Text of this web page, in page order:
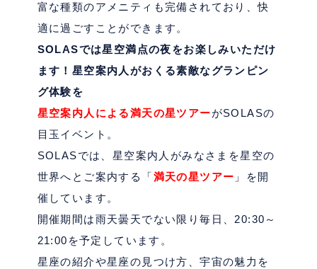
富な種類のアメニティも完備されており、快
適に過ごすことができます。
SOLASでは星空満点の夜をお楽しみいただけ
ます！星空案内人がおくる素敵なグランピン
グ体験を
星空案内人による満天の星ツアーがSOLASの
目玉イベント。
SOLASでは、星空案内人がみなさまを星空の
世界へとご案内する「満天の星ツアー 」を開
催しています。
開催期間は雨天曇天でない限り毎日、 20:30 ～
21:00 を予定しています。
星座の紹介や星座の見つけ方、宇宙の魅力を